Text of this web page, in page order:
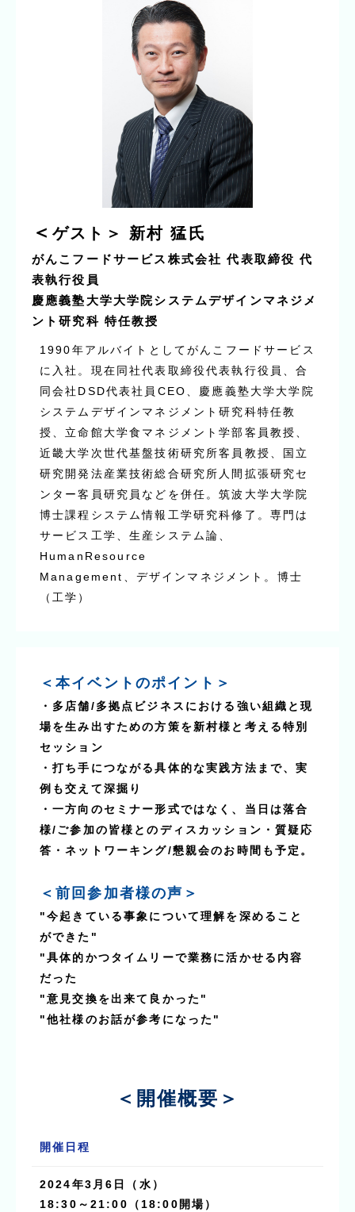
＜ゲスト＞ 新村 猛氏
がんこフードサービス株式会社 代表取締役 代
表執行役員
慶應義塾大学大学院システムデザインマネジメ
ント研究科 特任教授
1990年アルバイトとしてがんこフードサービス
に入社。現在同社代表取締役代表執行役員、合
同会社DSD代表社員CEO、慶應義塾大学大学院
システムデザインマネジメント研究科特任教
授、立命館大学食マネジメント学部客員教授、
近畿大学次世代基盤技術研究所客員教授、国立
研究開発法産業技術総合研究所人間拡張研究セ
ンター客員研究員などを併任。筑波大学大学院
博士課程システム情報工学研究科修了。専門は
サービス工学、生産システム論、
HumanResource
Management、デザインマネジメント。博士
（工学）
＜本イベントのポイント＞
・多店舗/多拠点ビジネスにおける強い組織と現
場を生み出すための方策を新村様と考える特別
セッション
・打ち手につながる具体的な実践方法まで、実
例も交えて深掘り
・一方向のセミナー形式ではなく、当日は落合
様/ご参加の皆様とのディスカッション・質疑応
答・ネットワーキング/懇親会のお時間も予定。
＜前回参加者様の声＞
"今起きている事象について理解を深めること
ができた"
"具体的かつタイムリーで業務に活かせる内容
だった
"意見交換を出来て良かった"
"他社様のお話が参考になった"
＜開催概要＞
開催日程
2024年3月6日（水）
18:30～21:00（18:00開場）